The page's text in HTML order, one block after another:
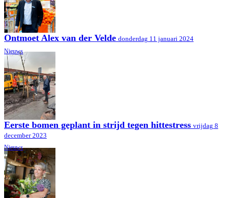
Ontmoet Alex van der Velde donderdag 11 januari 2024
Nieuws
Eerste bomen geplant in strijd tegen hittestress vrijdag 8
december 2023
Nieuws